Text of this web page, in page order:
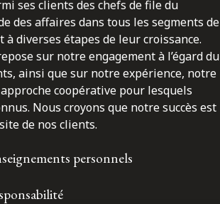
ses clients des chefs de file du
des affaires dans tous les segments de
à diverses étapes de leur croissance.
sur notre engagement à l’égard du
ainsi que sur notre expérience, notre
coopérative pour lesquels
Nous croyons que notre succès est
de nos clients.
personnels